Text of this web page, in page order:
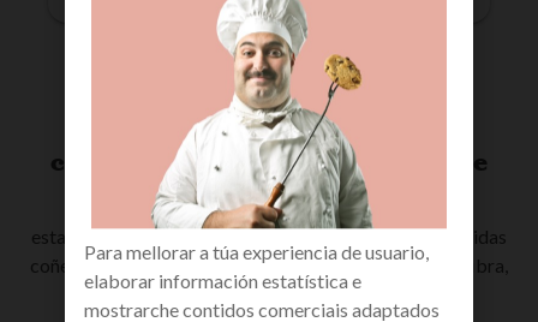
consellos antes de facer a proba de
velocidade de Internet
esta proba de velocidade está optimizada para que poidas
coñecer a calidade da túa conexión a internet xa sexa fibra,
ADSL, Wi-Fi ou internet móbil (3G, 4G ou 5G).
Para mellorar a túa experiencia de usuario,
elaborar información estatística e
mostrarche contidos comerciais adaptados